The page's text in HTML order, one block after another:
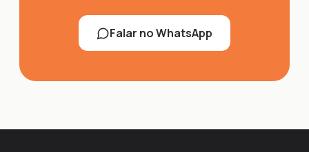
Falar no WhatsApp